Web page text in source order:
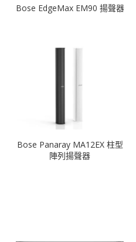
Bose EdgeMax EM90 揚聲器
Bose Panaray MA12EX 柱型
陣列揚聲器